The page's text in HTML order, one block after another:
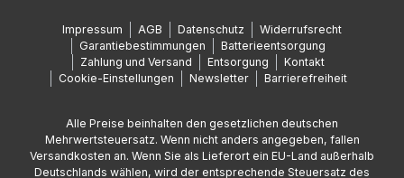
Impressum AGB Datenschutz
Widerrufsrecht
Garantiebestimmungen
Batterieentsorgung
Zahlung und Versand
Entsorgung
Kontakt
Cookie-Einstellungen
Newsletter Barrierefreiheit
Alle Preise beinhalten den gesetzlichen deutschen
Mehrwertsteuersatz. Wenn nicht anders angegeben, fallen
Versandkosten an. Wenn Sie als Lieferort ein EU-Land außerhalb
Deutschlands wählen, wird der entsprechende Steuersatz des